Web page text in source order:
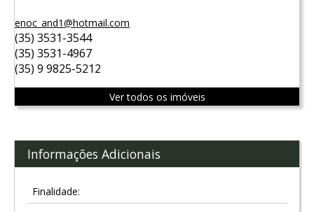
enoc_and1@hotmail.com
(35) 3531-3544
(35) 3531-4967
(35) 9 9825-5212
Ver todos os imóveis
Informações Adicionais
Finalidade: